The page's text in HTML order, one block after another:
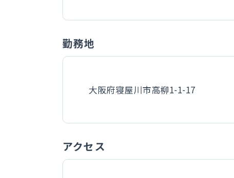
勤務地
大阪府寝屋川市高柳1-1-17
アクセス